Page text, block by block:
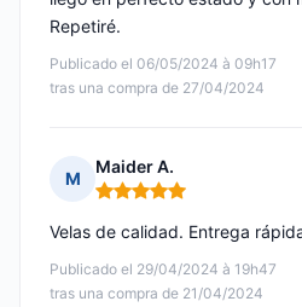
Publicado el 06/05/2024 à 09h17
tras una compra de 27/04/2024
Repetiré.
M
Maider A.
Nota: 5 de 5
Publicado el 29/04/2024 à 19h47
tras una compra de 21/04/2024
Velas de calidad. Entrega